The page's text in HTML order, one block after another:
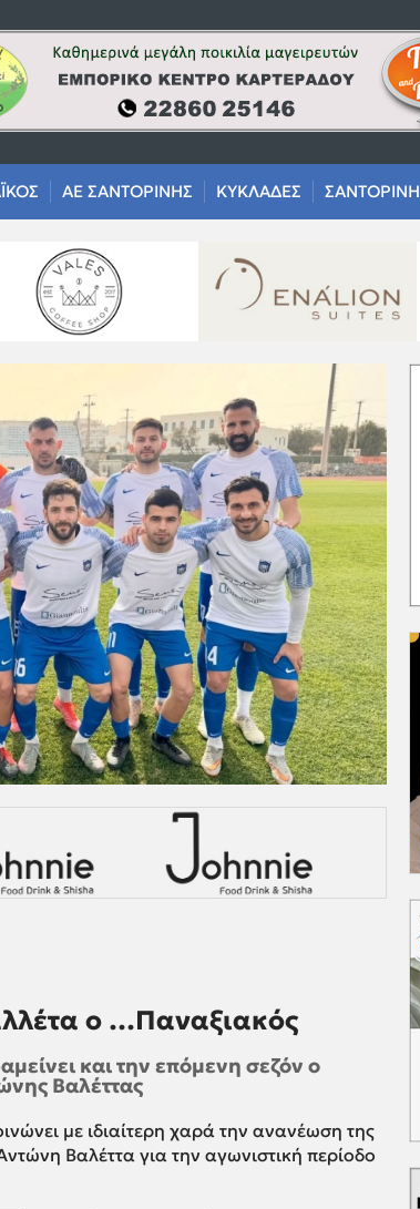
ΑΕ ΣΑΝΤΟΡΙΝΗΣ ΚΥΚΛΑΔΕΣ ΣΑΝΤΟΡΙΝΗ
ο …Παναξιακός
και την επόμενη σεζόν ο
Βαλέττας
με ιδιαίτερη χαρά την ανανέωση της
Βαλέττα για την αγωνιστική περίοδο